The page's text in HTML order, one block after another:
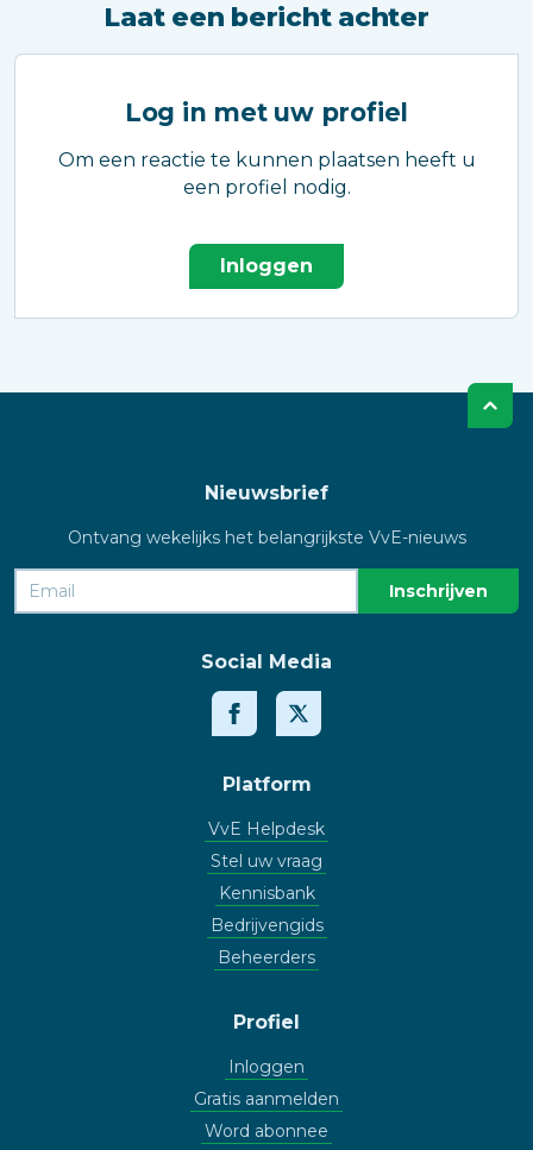
Laat een bericht achter
Log in met uw profiel
Om een reactie te kunnen plaatsen heeft u
een profiel nodig.
Inloggen
Nieuwsbrief
Ontvang wekelijks het belangrijkste VvE-nieuws
Social Media
Platform
VvE Helpdesk
Stel uw vraag
Kennisbank
Bedrijvengids
Beheerders
Profiel
Inloggen
Gratis aanmelden
Word abonnee